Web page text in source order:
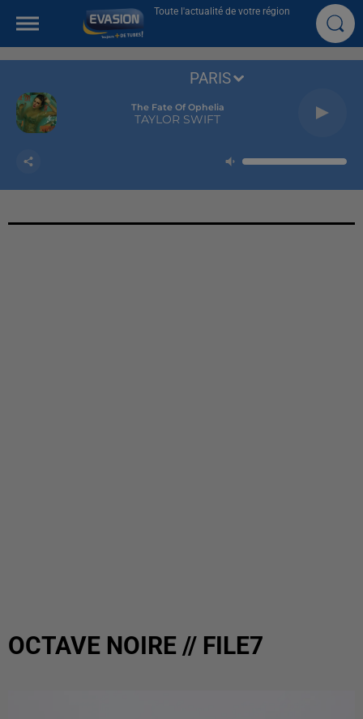
Toute l'actualité de votre région
The Fate Of Ophelia
TAYLOR SWIFT
PARIS
OCTAVE NOIRE // FILE7